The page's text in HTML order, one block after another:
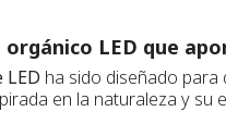
orgánico LED que
LED ha sido diseñado para
en la naturaleza y